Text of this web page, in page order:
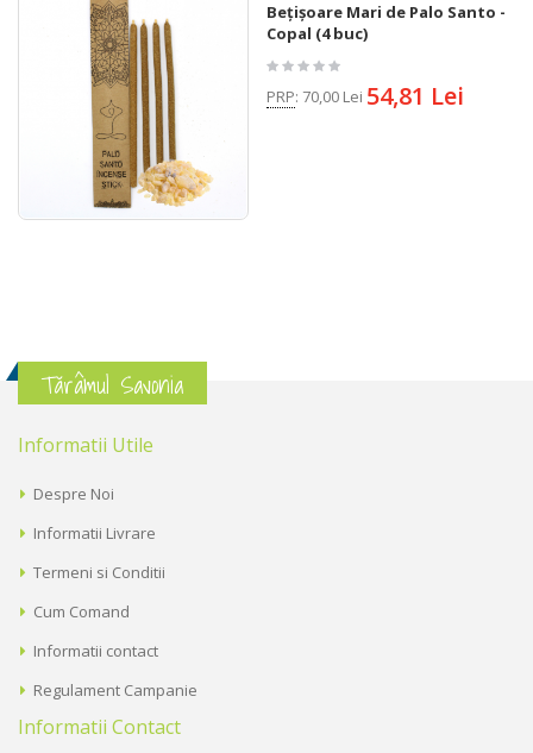
Bețișoare Mari de Palo Santo -
Copal (4 buc)
PRP: 70,00 Lei 54,81 Lei
Tărâmul Savonia
Informatii Utile
Despre Noi
Informatii Livrare
Termeni si Conditii
Cum Comand
Informatii contact
Regulament Campanie
Informatii Contact